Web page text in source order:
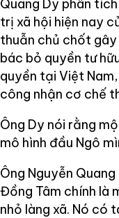
Quang Dy phân
trị xã hội hiện nay
thuẫn chủ chốt gây
bác bỏ quyền tư
quyền tại Việt
công nhận cơ chế
Ông Dy nói rằng
mô hình đầu Ngô
Ông Nguyễn
Đồng Tâm chính là
nhỏ làng xã. Nó có